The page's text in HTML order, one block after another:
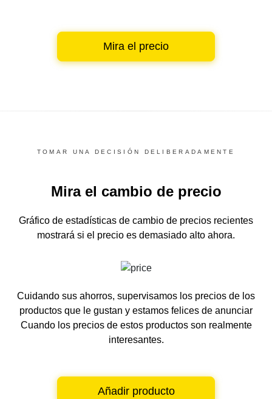
Mira el precio
TOMAR UNA DECISIÓN DELIBERADAMENTE
Mira el cambio de precio
Gráfico de estadísticas de cambio de precios recientes
mostrará si el precio es demasiado alto ahora.
Cuidando sus ahorros, supervisamos los precios de los
productos que le gustan y estamos felices de anunciar
Cuando los precios de estos productos son realmente
interesantes.
Añadir producto